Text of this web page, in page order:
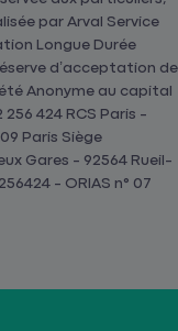
par Arval Service
Longue Durée
d’acceptation de
Anonyme au capital
424 RCS Paris -
Paris Siège
Gares - 92564 Rueil-
- ORIAS n° 07